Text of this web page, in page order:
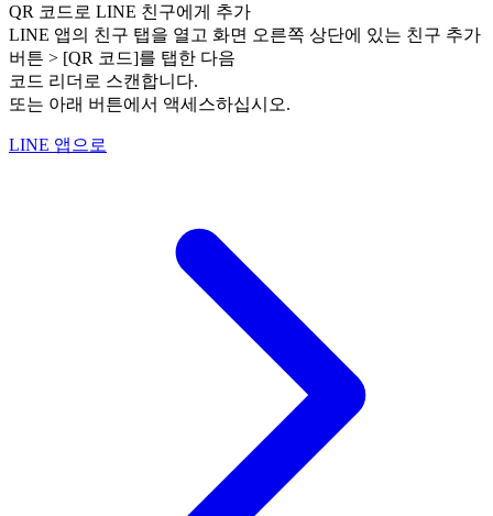
QR 코드로 LINE 친구에게 추가
LINE 앱의 친구 탭을 열고 화면 오른쪽 상단에 있는 친구 추가
버튼 > [QR 코드]를 탭한 다음
코드 리더로 스캔합니다.
또는 아래 버튼에서 액세스하십시오.
LINE 앱으로